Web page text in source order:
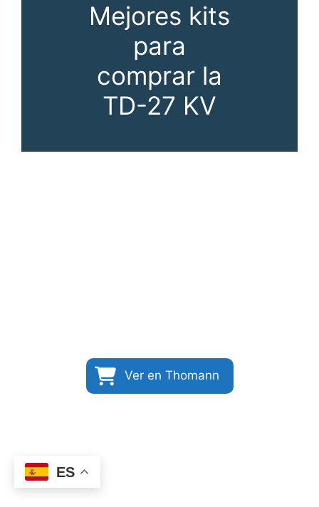
Mejores kits
para
comprar la
TD-27 KV
Ver en Thomann
ES